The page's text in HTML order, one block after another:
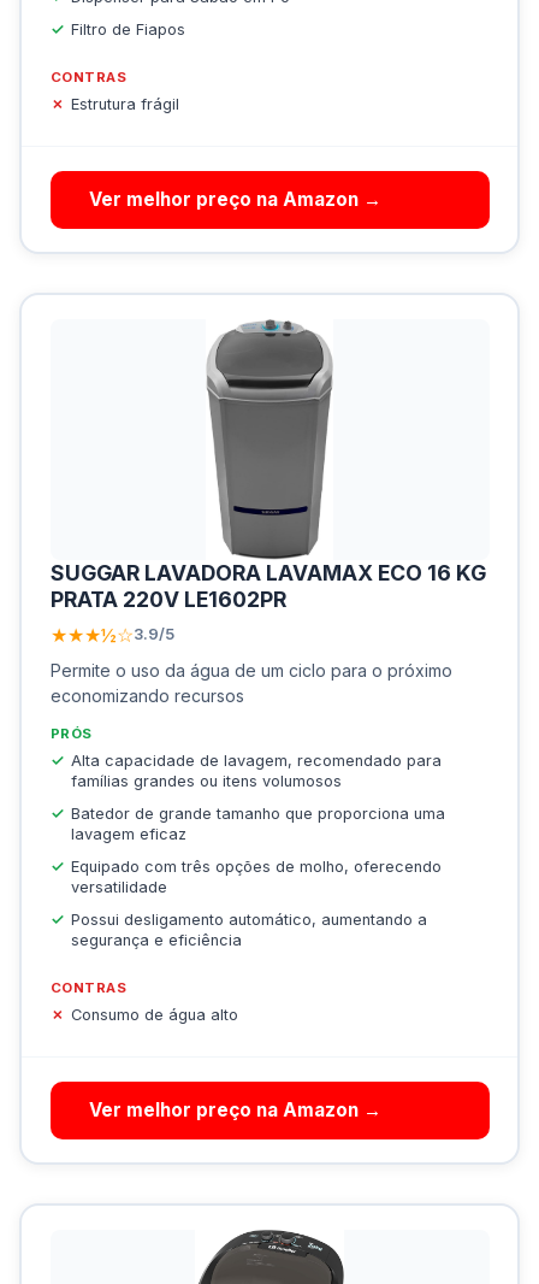
Filtro de Fiapos
CONTRAS
Estrutura frágil
Ver melhor preço na Amazon →
SUGGAR LAVADORA LAVAMAX ECO 16 KG
PRATA 220V LE1602PR
★★★½☆3.9/5
Permite o uso da água de um ciclo para o próximo
economizando recursos
PRÓS
Alta capacidade de lavagem, recomendado para
famílias grandes ou itens volumosos
Batedor de grande tamanho que proporciona uma
lavagem eficaz
Equipado com três opções de molho, oferecendo
versatilidade
Possui desligamento automático, aumentando a
segurança e eficiência
CONTRAS
Consumo de água alto
Ver melhor preço na Amazon →